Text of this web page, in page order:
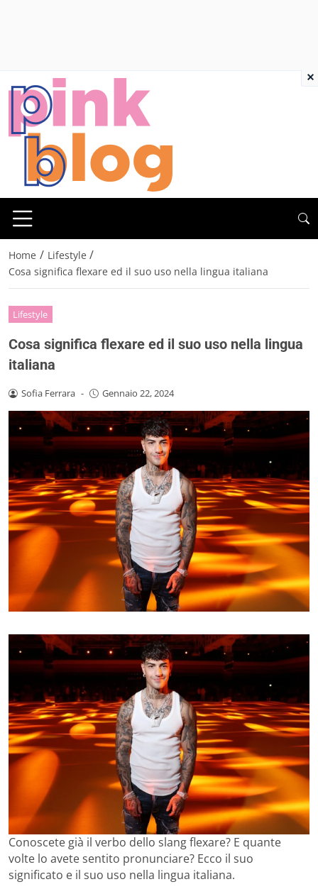
Home / Lifestyle /
Cosa significa flexare ed il suo uso nella lingua italiana
Lifestyle
Cosa significa flexare ed il suo uso nella lingua
italiana
Sofia Ferrara - Gennaio 22, 2024
Conoscete già il verbo dello slang flexare? E quante
volte lo avete sentito pronunciare? Ecco il suo
significato e il suo uso nella lingua italiana.
×